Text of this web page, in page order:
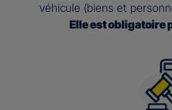
véhicule (biens et
Elle est obligatoire